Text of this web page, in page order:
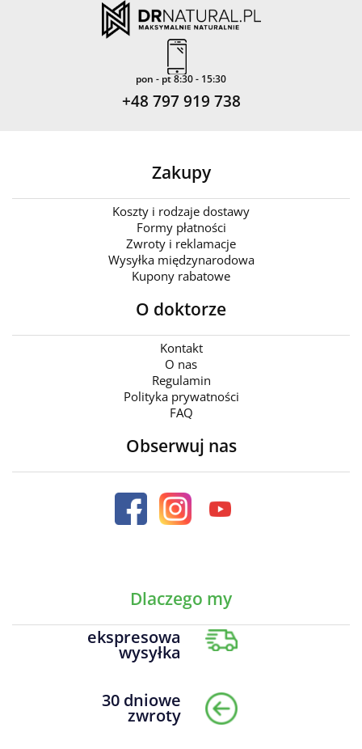
pon - pt 8:30 - 15:30
+48 797 919 738
Zakupy
Koszty i rodzaje dostawy
Formy płatności
Zwroty i reklamacje
Wysyłka międzynarodowa
Kupony rabatowe
O doktorze
Kontakt
O nas
Regulamin
Polityka prywatności
FAQ
Obserwuj nas
Dlaczego my
ekspresowa
wysyłka
30 dniowe
zwroty